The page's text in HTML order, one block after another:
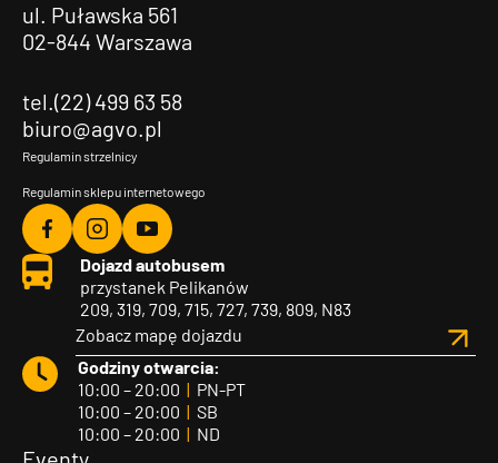
ul. Puławska 561
02-844 Warszawa
tel.(22) 499 63 58
biuro@agvo.pl
Regulamin strzelnicy
Regulamin sklepu internetowego
Agvo
Facebook
Agvo
Instagram
Agvo
YouTube
Dojazd autobusem
przystanek Pelikanów
209, 319, 709, 715, 727, 739, 809, N83
Zobacz mapę dojazdu
Godziny otwarcia:
10:00 – 20:00 | PN-PT
10:00 – 20:00 | SB
10:00 – 20:00 | ND